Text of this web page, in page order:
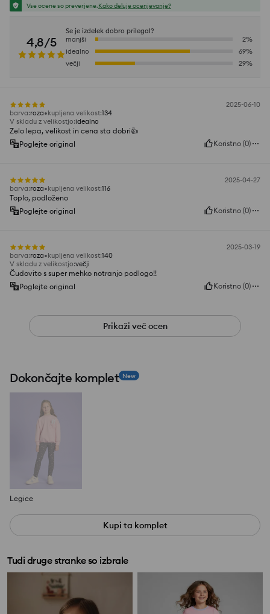
Vse ocene so preverjene.Kako deluje ocenjevanje?
4,8/5
Se je izdelek dobro prilegal?
manjši
2%
idealno
69%
večji
29%
2025-06-10
barva:roza kupljena velikost:134
V skladu z velikostjo:idealno
Zelo lepa, velikost in cena sta dobri👍️
Poglejte original
Koristno (0)
2025-04-27
barva:roza kupljena velikost:116
Toplo, podloženo
Poglejte original
Koristno (0)
2025-03-19
barva:roza kupljena velikost:140
V skladu z velikostjo:večji
Čudovito s super mehko notranjo podlogo!!
Poglejte original
Koristno (0)
Prikaži več ocen
Dokončajte komplet New
Legice
Kupi ta komplet
Tudi druge stranke so izbrale